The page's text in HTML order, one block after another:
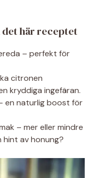
här receptet
– perfekt för
citronen
kryddiga ingefäran.
en naturlig boost för
– mer eller mindre
hint av honung?